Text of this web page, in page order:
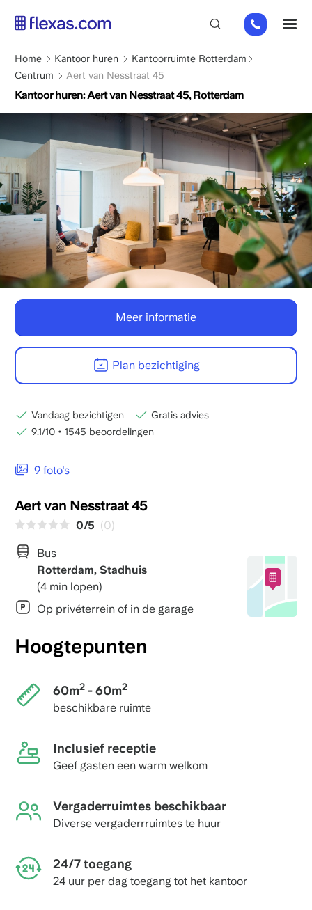
inhoud
gaan
+31
85
066
Kruimelpad
Home Kantoor huren
Kantoorruimte Rotterdam
Centrum
Aert van Nesstraat 45
Kantoor huren: Aert van Nesstraat 45, Rotterdam
9 foto's
Aert van Nesstraat 45
0/5 (0)
Bus
Rotterdam, Stadhuis
(4 min lopen)
Op privéterrein of in de garage
Hoogtepunten
60m2- 60m2
beschikbare ruimte
Inclusief receptie
Geef gasten een warm welkom
Vergaderruimtes beschikbaar
Diverse vergaderrruimtes te huur
24/7 toegang
24 uur per dag toegang tot het kantoor
Meer informatie
Plan bezichtiging
Vandaag bezichtigen
Gratis advies
9.1/10 • 1545 beoordelingen